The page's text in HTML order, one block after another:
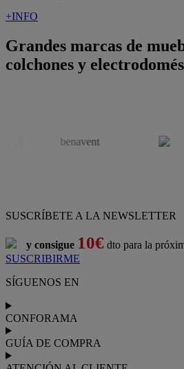
+INFO
Grandes marcas de
colchones y
SUSCRÍBETE A LA NEWSLETTER
y consigue 10€ dto para la
SUSCRIBIRME
SÍGUENOS EN
CONFORAMA
GUÍA DE COMPRA